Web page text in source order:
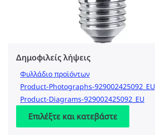
Δημοφιλείς λήψεις
Φυλλάδιο προϊόντων
Product-Photographs-929002425092_EU
Product-Diagrams-929002425092_EU
Επιλέξτε και κατεβάστε